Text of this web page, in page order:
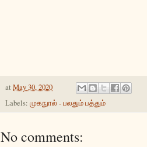
at May 30, 2020
Labels: முகநுால் - பலதும் பத்தும்
No comments: